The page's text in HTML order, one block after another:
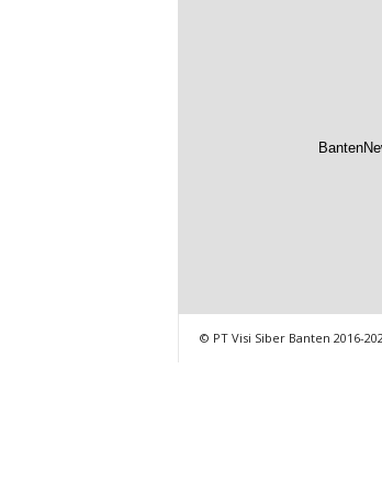
© PT Visi Siber Banten 2016-